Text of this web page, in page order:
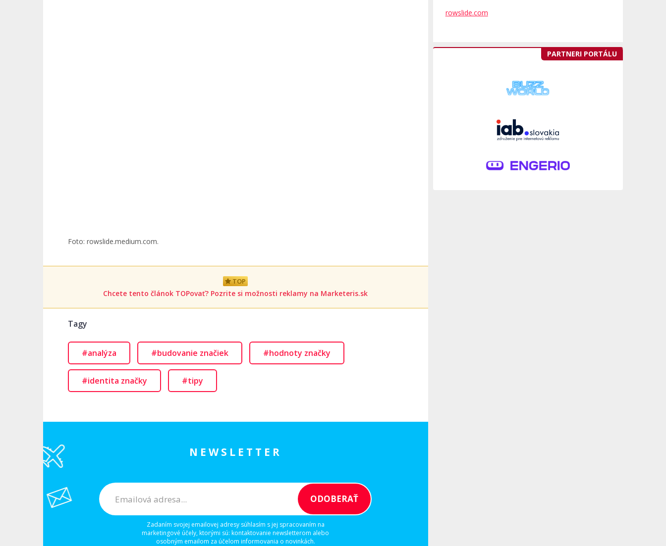
Foto: rowslide.medium.com.
TOP
Chcete tento článok TOPovať? Pozrite si možnosti reklamy na Marketeris.sk
Tagy
#analýza #budovanie značiek #hodnoty značky
#identita značky #tipy
NEWSLETTER
Zadaním svojej emailovej adresy súhlasím s jej spracovaním na
marketingové účely, ktorými sú: kontaktovanie newsletterom alebo
osobným emailom za účelom informovania o novinkách.
rowslide.com
PARTNERI PORTÁLU